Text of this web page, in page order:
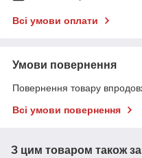
Всі умови оплати
Умови повернення
Повернення товару
Всі умови повернення
З цим товаром також